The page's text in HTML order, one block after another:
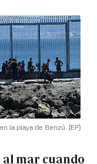
la playa de Benzú. (EP)
al mar cuando